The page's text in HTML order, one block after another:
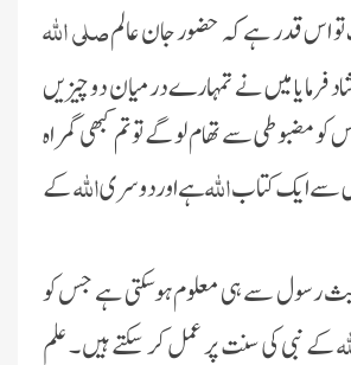
اس قدر ہے کہ حضور جان عالمصلی اللہ
فرمایا میں نے تمہارے درمیان دو چیزیں
مضبوطی سے تھام لو گے تو تم کبھی گمراہ
سے ایک کتاباللہہے اور دوسریاللہکے
رسول سے ہی معلوم ہوسکتی ہے جس کو
کے نبی کی سنت پر عمل کر سکتے ہیں ۔ علم